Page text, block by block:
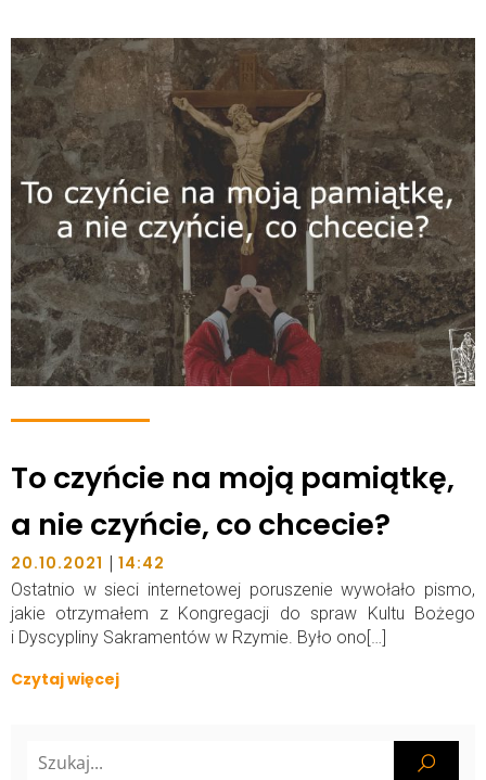
To czyńcie na moją pamiątkę,
a nie czyńcie, co chcecie?
20.10.2021 | 14:42
Ostatnio w sieci internetowej poruszenie wywołało pismo,
jakie otrzymałem z Kongregacji do spraw Kultu Bożego
i Dyscypliny Sakramentów w Rzymie. Było ono[…]
Czytaj więcej